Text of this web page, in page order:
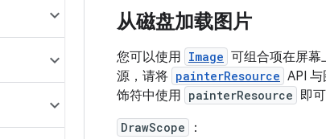
从磁盘加载图片
您可以使用 Image 可组合项在屏幕
源，请将 painterResource API
饰符中使用 painterResource 即可
DrawScope ：